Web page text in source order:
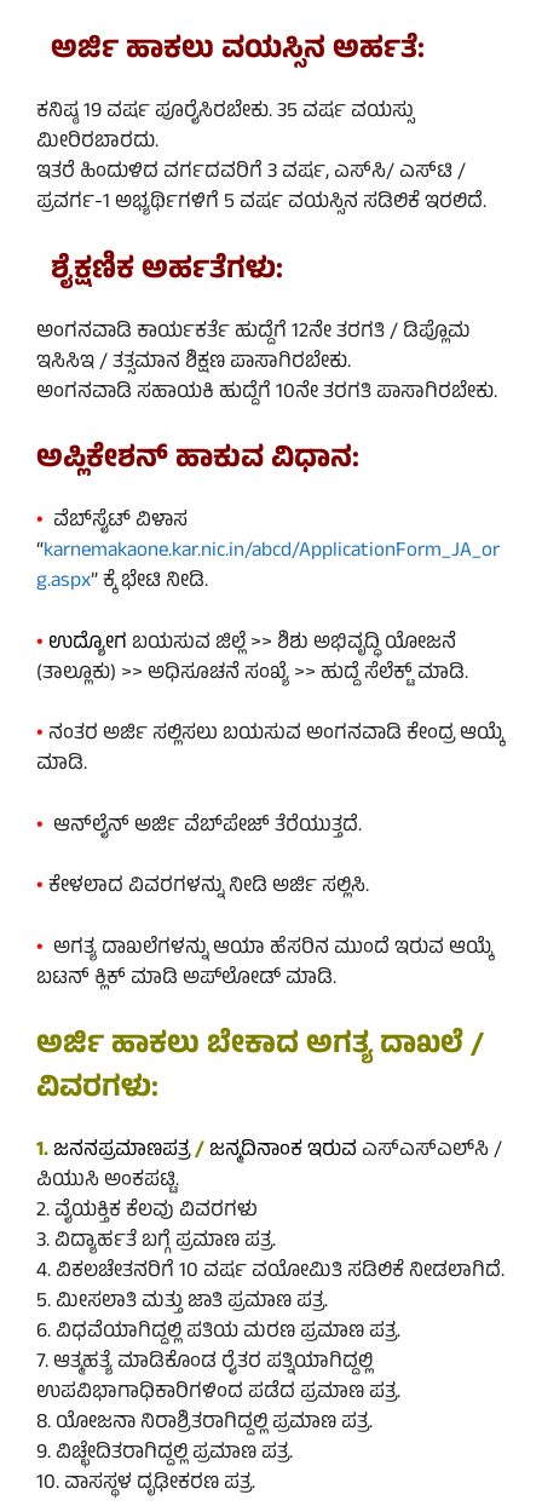
ಅರ್ಜಿ ಹಾಕಲು ವಯಸ್ಸಿನ ಅರ್ಹತೆ:
ಕನಿಷ್ಠ 19 ವರ್ಷ ಪೂರೈಸಿರಬೇಕು. 35 ವರ್ಷ ವಯಸ್ಸು
ಮೀರಿರಬಾರದು.
ಇತರೆ ಹಿಂದುಳಿದ ವರ್ಗದವರಿಗೆ 3 ವರ್ಷ, ಎಸ್‌ಸಿ/ ಎಸ್‌ಟಿ /
ಪ್ರವರ್ಗ-1 ಅಭ್ಯರ್ಥಿಗಳಿಗೆ 5 ವರ್ಷ ವಯಸ್ಸಿನ ಸಡಿಲಿಕೆ ಇರಲಿದೆ.
ಶೈಕ್ಷಣಿಕ ಅರ್ಹತೆಗಳು:
ಅಂಗನವಾಡಿ ಕಾರ್ಯಕರ್ತೆ ಹುದ್ದೆಗೆ 12ನೇ ತರಗತಿ / ಡಿಪ್ಲೊಮ
ಇಸಿಸಿಇ / ತತ್ಸಮಾನ ಶಿಕ್ಷಣ ಪಾಸಾಗಿರಬೇಕು.
ಅಂಗನವಾಡಿ ಸಹಾಯಕಿ ಹುದ್ದೆಗೆ 10ನೇ ತರಗತಿ ಪಾಸಾಗಿರಬೇಕು.
ಅಪ್ಲಿಕೇಶನ್‌ ಹಾಕುವ ವಿಧಾನ:
• ವೆಬ್‌ಸೈಟ್‌ ವಿಳಾಸ
“karnemakaone.kar.nic.in/abcd/ApplicationForm_JA_or
g.aspx” ಕ್ಕೆ ಭೇಟಿ ನೀಡಿ.
• ಉದ್ಯೋಗ ಬಯಸುವ ಜಿಲ್ಲೆ >> ಶಿಶು ಅಭಿವೃದ್ಧಿ ಯೋಜನೆ
(ತಾಲ್ಲೂಕು) >> ಅಧಿಸೂಚನೆ ಸಂಖ್ಯೆ >> ಹುದ್ದೆ ಸೆಲೆಕ್ಟ್‌ ಮಾಡಿ.
• ನಂತರ ಅರ್ಜಿ ಸಲ್ಲಿಸಲು ಬಯಸುವ ಅಂಗನವಾಡಿ ಕೇಂದ್ರ ಆಯ್ಕೆ
ಮಾಡಿ.
• ಆನ್‌ಲೈನ್‌ ಅರ್ಜಿ ವೆಬ್‌ಪೇಜ್‌ ತೆರೆಯುತ್ತದೆ.
•ಕೇಳಲಾದ ವಿವರಗಳನ್ನು ನೀಡಿ ಅರ್ಜಿ ಸಲ್ಲಿಸಿ.
• ಅಗತ್ಯ ದಾಖಲೆಗಳನ್ನು ಆಯಾ ಹೆಸರಿನ ಮುಂದೆ ಇರುವ ಆಯ್ಕೆ
ಬಟನ್‌ ಕ್ಲಿಕ್‌ ಮಾಡಿ ಅಪ್‌ಲೋಡ್ ಮಾಡಿ.
ಅರ್ಜಿ ಹಾಕಲು ಬೇಕಾದ ಅಗತ್ಯ ದಾಖಲೆ /
ವಿವರಗಳು:
1.ಜನನಪ್ರಮಾಣಪತ್ರ/ಜನ್ಮದಿನಾಂಕಇರುವ ಎಸ್‌ಎಸ್‌ಎಲ್‌ಸಿ /
ಪಿಯುಸಿ ಅಂಕಪಟ್ಟಿ.
2. ವೈಯಕ್ತಿಕ ಕೆಲವು ವಿವರಗಳು
3. ವಿದ್ಯಾರ್ಹತೆ ಬಗ್ಗೆ ಪ್ರಮಾಣ ಪತ್ರ.
4. ವಿಕಲಚೇತನರಿಗೆ 10 ವರ್ಷ ವಯೋಮಿತಿ ಸಡಿಲಿಕೆ ನೀಡಲಾಗಿದೆ.
5. ಮೀಸಲಾತಿ ಮತ್ತು ಜಾತಿ ಪ್ರಮಾಣ ಪತ್ರ.
6. ವಿಧವೆಯಾಗಿದ್ದಲ್ಲಿ ಪತಿಯ ಮರಣ ಪ್ರಮಾಣ ಪತ್ರ.
7. ಆತ್ಮಹತ್ಯೆ ಮಾಡಿಕೊಂಡ ರೈತರ ಪತ್ನಿಯಾಗಿದ್ದಲ್ಲಿ
ಉಪವಿಭಾಗಾಧಿಕಾರಿಗಳಿಂದ ಪಡೆದ ಪ್ರಮಾಣ ಪತ್ರ.
8. ಯೋಜನಾ ನಿರಾಶ್ರಿತರಾಗಿದ್ದಲ್ಲಿ ಪ್ರಮಾಣ ಪತ್ರ.
9. ವಿಚ್ಛೇದಿತರಾಗಿದ್ದಲ್ಲಿ ಪ್ರಮಾಣ ಪತ್ರ.
10. ವಾಸಸ್ಥಳ ದೃಢೀಕರಣ ಪತ್ರ.